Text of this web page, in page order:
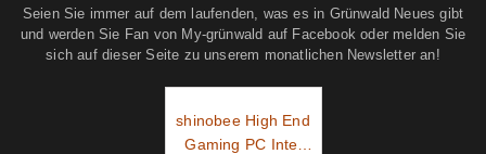
Seien Sie immer auf dem laufenden, was es in Grünwald Neues gibt
und werden Sie Fan von My-grünwald auf Facebook oder melden Sie
sich auf dieser Seite zu unserem monatlichen Newsletter an!
shinobee High End
Gaming PC Intel